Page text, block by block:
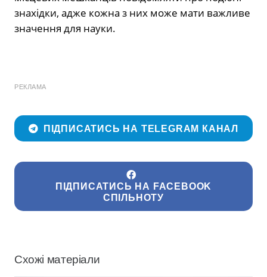
знахідки, адже кожна з них може мати важливе
значення для науки.
РЕКЛАМА
ПІДПИСАТИСЬ НА TELEGRAM КАНАЛ
ПІДПИСАТИСЬ НА FACEBOOK
СПІЛЬНОТУ
Схожі матеріали